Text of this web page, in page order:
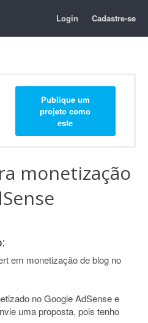
Login Cadastre-se
Publique um
projeto como
este
monetização
em monetização de blog no
no Google AdSense e
uma proposta, pois tenho